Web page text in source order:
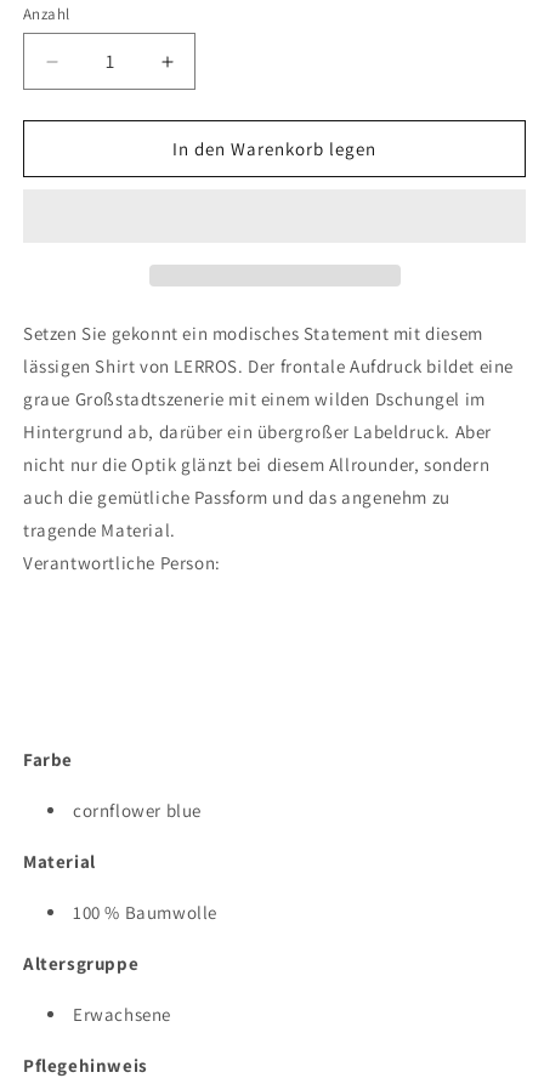
Anzahl
Verringere
die
Menge
O-
Erhöhe
die
Menge
für
O-
In den Warenkorb legen
Setzen Sie gekonnt ein modisches Statement mit diesem
lässigen Shirt von LERROS. Der frontale Aufdruck bildet eine
graue Großstadtszenerie mit einem wilden Dschungel im
Hintergrund ab, darüber ein übergroßer Labeldruck. Aber
nicht nur die Optik glänzt bei diesem Allrounder, sondern
auch die gemütliche Passform und das angenehm zu
tragende Material.
Verantwortliche Person:
Farbe
cornflower blue
Material
100 % Baumwolle
Altersgruppe
Erwachsene
Pflegehinweis